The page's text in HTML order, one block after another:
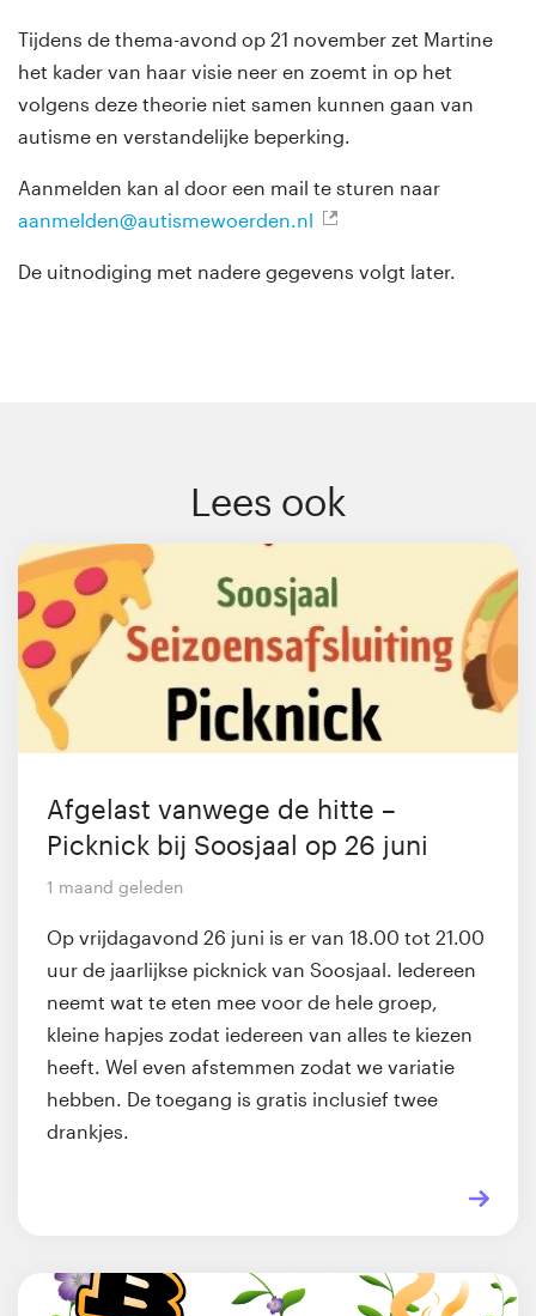
Tijdens de thema-avond op 21 november zet Martine
het kader van haar visie neer en zoemt in op het
volgens deze theorie niet samen kunnen gaan van
autisme en verstandelijke beperking.
Aanmelden kan al door een mail te sturen naar
aanmelden@autismewoerden.nl
De uitnodiging met nadere gegevens volgt later.
Lees ook
Afgelast vanwege de hitte –
Picknick bij Soosjaal op 26 juni
1 maand geleden
Op vrijdagavond 26 juni is er van 18.00 tot 21.00
uur de jaarlijkse picknick van Soosjaal. Iedereen
neemt wat te eten mee voor de hele groep,
kleine hapjes zodat iedereen van alles te kiezen
heeft. Wel even afstemmen zodat we variatie
hebben. De toegang is gratis inclusief twee
drankjes.